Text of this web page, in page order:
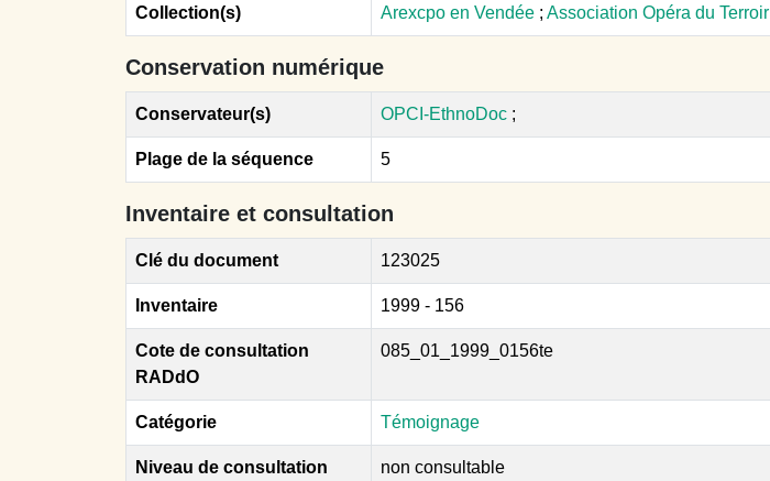
Collection(s) Arexcpo en Vendée ; Association Opéra du Terroir
Conservation numérique
Conservateur(s) OPCI-EthnoDoc ;
Plage de la séquence 5
Inventaire et consultation
Clé du document 123025
Inventaire 1999 - 156
Cote de consultation
RADdO
085_01_1999_0156te
Catégorie Témoignage
Niveau de consultation non consultable